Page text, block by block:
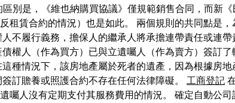
別是，《維也納購買協議》僅規範銷售合同，而新
賃合約的情況）也是如此。 兩個規則的共同點是
不履行義務，擔保人的繼承人將承擔連帶責任或連
權人（作為買方）已與立遺囑人（作為賣方）簽訂
種情況下，該房地產屬於死者的遺產，因為根據房
訂贍養或照護合約不存在任何法律障礙。 工商登記
囑人沒有定期支付其服務費用的情況。 確定自動公